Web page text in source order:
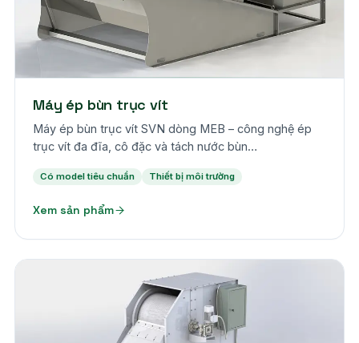
Máy ép bùn trục vít
Máy ép bùn trục vít SVN dòng MEB – công nghệ ép
trục vít đa đĩa, cô đặc và tách nước bùn…
Có model tiêu chuẩn Thiết bị môi trường
Xem sản phẩm